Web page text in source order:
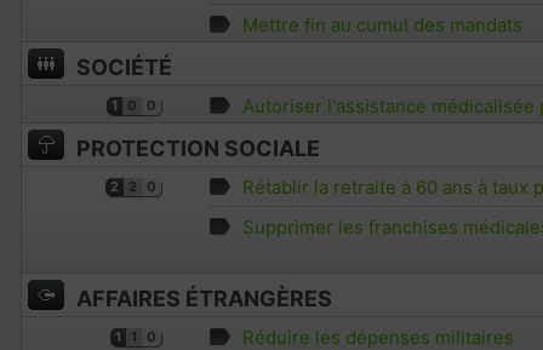
Mettre fin au cumul des mandats
SOCIÉTÉ
1 0 0 Autoriser l'assistance médicalisée
PROTECTION SOCIALE
2 2 0
Rétablir la retraite à 60 ans à taux
Supprimer les franchises
AFFAIRES ÉTRANGÈRES
1 1 0 Réduire les dépenses militaires